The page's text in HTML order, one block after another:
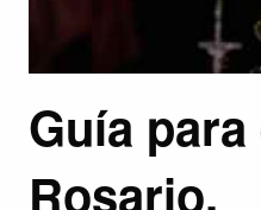
Guía
Rosario.